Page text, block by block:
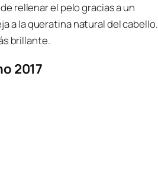
rellenar el pelo gracias a un
a la queratina natural del cabello.
brillante.
2017